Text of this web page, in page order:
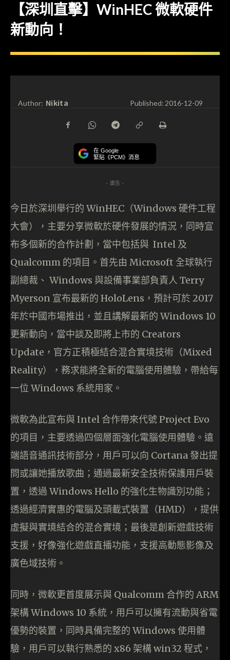
【深圳直擊】WinHEC 微軟硬件
新動向！
Author: Nikita Published:2016-12-09
在 Google
緊貼《PCM》消息
- 廣告 -
今日於深圳舉行的 WinHEC（Windows 硬件工程
大會），主要分享微軟於硬件發展的情況，同時宣
布多個新的合作計劃，當中包括與 Intel 及
Qualcomm 的項目。首先由 Microsoft 全球執行
副總裁、 Windows 與設備事業部負責人 Terry
Myerson 宣布最新的 HoloLens，預計可於 2017
年於中國市場推出，並且講解最新的 Windows 10
更新動向，當中談及即將上市的 Creators
Update，官方正積極結合混合實境技術（Mixed
Reality），務求能將全新的電腦使用體驗，帶給每
一位 Windows 系統用家。
微軟為此宣布與 Intel 合作帶來代號 Project Evo
的項目，主要透過四個層面強化電腦使用體驗。遠
端語音通訊技術部分，用戶可以向 Cortana 發出提
問或讓她播放歌曲；通過最新安全技術保護用戶裝
置，透過 Windows Hello 的強化生物識別功能；
透過經濟實惠的電腦及頭載式裝置（HMD），提供
虛擬與實境結合的混合實境；最後是創新遊戲技術
支援，好像強化遊戲直播功能，支援高動態影像及
廣色域技術。
同時，微軟更首度展示與 Qualcomm 合作的 ARM
架構 Windows 10 系統，用戶可以擁有流動與省電
優勢的裝置，同時具備完整的 Windows 使用體
驗，用戶可以執行熟悉的 x86 架構 win32 程式，